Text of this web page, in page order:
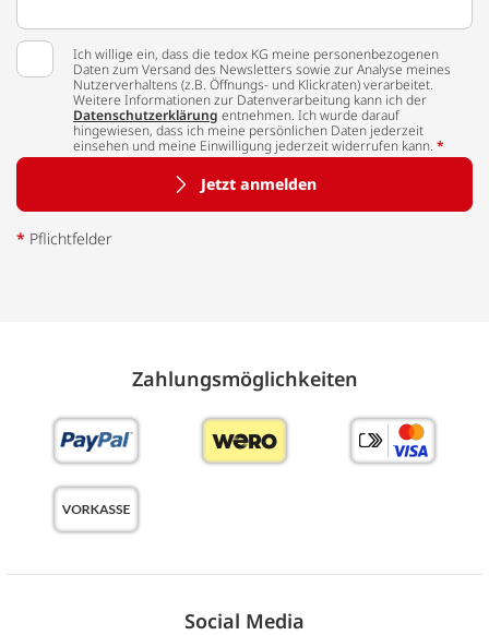
Ich willige ein, dass die tedox KG meine personenbezogenen
Daten zum Versand des Newsletters sowie zur Analyse meines
Nutzerverhaltens (z.B. Öffnungs- und Klickraten) verarbeitet.
Weitere Informationen zur Datenverarbeitung kann ich der
Datenschutzerklärung entnehmen. Ich wurde darauf
hingewiesen, dass ich meine persönlichen Daten jederzeit
einsehen und meine Einwilligung jederzeit widerrufen kann. *
Jetzt anmelden
* Pflichtfelder
Zahlungs­möglich­keiten
Social Media